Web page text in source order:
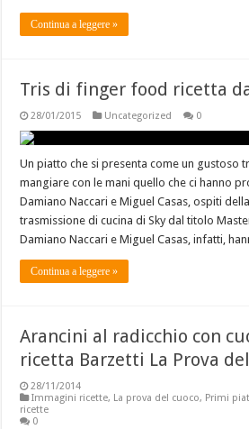
Continua a leggere »
Tris di finger food ricetta
28/01/2015 Uncategorized 0
Un piatto che si presenta come un gustoso
mangiare con le mani quello che ci hanno
Damiano Naccari e Miguel Casas, ospiti
trasmissione di cucina di Sky dal titolo
Damiano Naccari e Miguel Casas, infatti,
Continua a leggere »
Arancini al radicchio con
ricetta Barzetti La Prova
28/11/2014
Immagini ricette, La prova del cuoco, Primi
ricette
0